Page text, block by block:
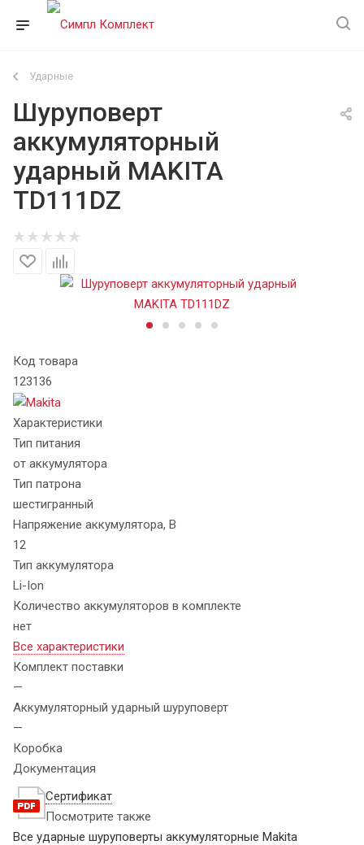
Ударные
Шуруповерт
аккумуляторный
ударный MAKITA
TD111DZ
Код товара
123136
Характеристики
Тип питания
от аккумулятора
Тип патрона
шестигранный
Напряжение аккумулятора, В
12
Тип аккумулятора
Li-Ion
Количество аккумуляторов в комплекте
нет
Все характеристики
Комплект поставки
—
Аккумуляторный ударный шуруповерт
—
Коробка
Документация
Сертификат
Посмотрите также
Все ударные шуруповерты аккумуляторные Makita